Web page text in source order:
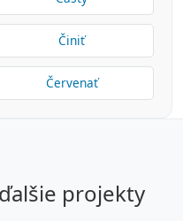
Činiť
Červenať
projekty